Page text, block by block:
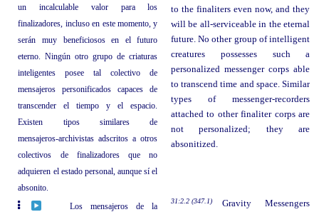
un incalculable valor para los
finalizadores, incluso en este momento, y
serán muy beneficiosos en el futuro
eterno. Ningún otro grupo de criaturas
inteligentes posee tal colectivo de
mensajeros personificados capaces de
transcender el tiempo y el espacio.
Existen tipos similares de
mensajeros‑archivistas adscritos a otros
colectivos de finalizadores que no
adquieren el estado personal, aunque sí el
absonito.
to the finaliters even now, and they
will be all-serviceable in the eternal
future. No other group of intelligent
creatures possesses such a
personalized messenger corps able
to transcend time and space. Similar
types of messenger-recorders
attached to other finaliter corps are
not personalized; they are
absonitized.
Los mensajeros de la
31:2.2 (347.1)
Gravity Messengers